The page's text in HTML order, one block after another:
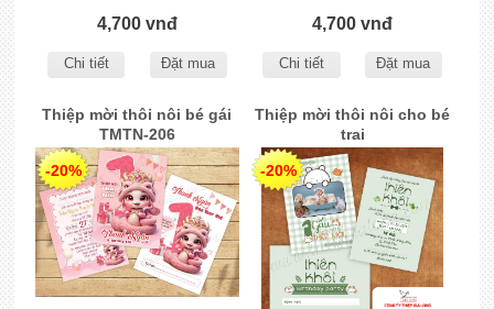
4,700 vnđ
Chi tiết Đặt mua
4,700 vnđ
Chi tiết Đặt mua
Thiệp mời thôi nôi bé gái
TMTN-206
-20%
Thiệp mời thôi nôi cho bé
trai
-20%